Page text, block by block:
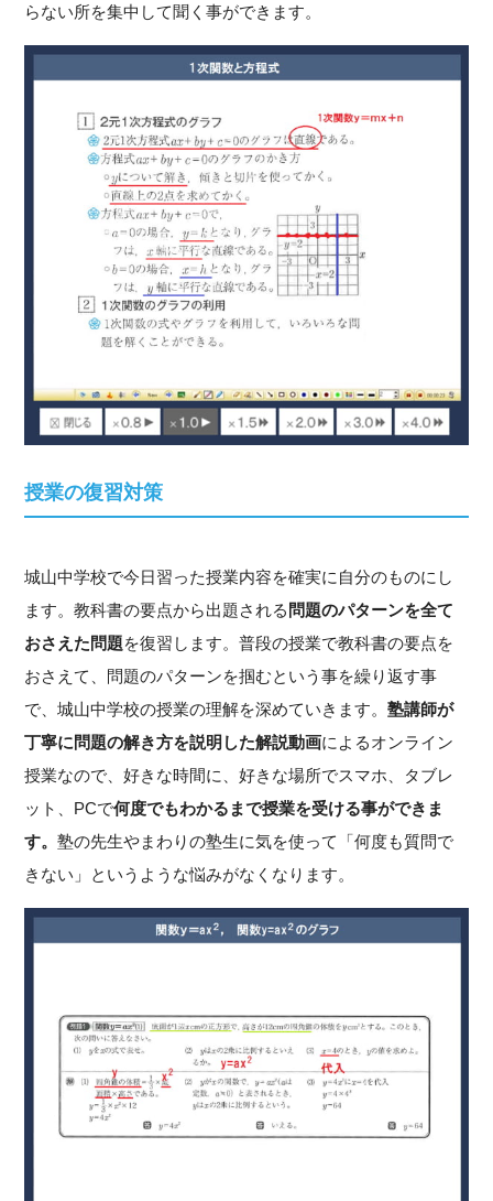
らない所を集中して聞く事ができます。
授業の復習対策
城山中学校で今日習った授業内容を確実に自分のものにし
ます。教科書の要点から出題される 問題のパターンを全て
おさえた問題を復習します。普段の授業で教科書の要点を
おさえて、問題のパターンを掴むという事を繰り返す事
で、城山中学校の授業の理解を深めていきます。塾講師が
丁寧に問題の解き方を説明した解説動画によるオンライン
授業なので、好きな時間に、好きな場所でスマホ、タブレ
ット、PCで何度でもわかるまで授業を受ける事ができま
す。塾の先生やまわりの塾生に気を使って「何度も質問で
きない」というような悩みがなくなります。